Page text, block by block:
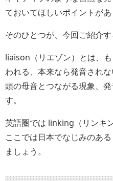
ておいてほしいポイントがあ
そのひとつが、今回ご紹介す
liaison（リエゾン）とは、
われる、本来なら発音され
頭の母音とつながる現象、
す。
英語圏では linking（リンキ
ここでは日本でなじみのあ
ましょう。